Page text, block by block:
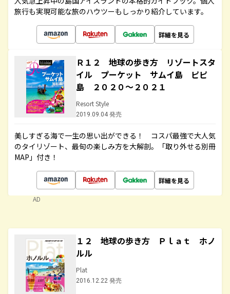
旅行も実現可能な旅のハウツーもしっかり紹介しています。
詳細を見る
Ｒ１２ 地球の歩き方 リゾートスタ
イル プーケット サムイ島 ピピ
島 ２０２０～２０２１
Resort Style
2019.09.04 発売
美しすぎる海で一生の思い出ができる！ コスパ最強で大人気
のタイリゾート、最旬の楽しみ方を大解剖。「取り外せる別冊
MAP」付き！
詳細を見る
AD
１２ 地球の歩き方 Ｐｌａｔ ホノ
ルル
Plat
2016.12.22 発売